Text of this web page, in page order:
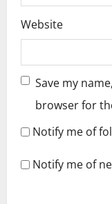
Website
Save my
browser for
Notify me of
Notify me of